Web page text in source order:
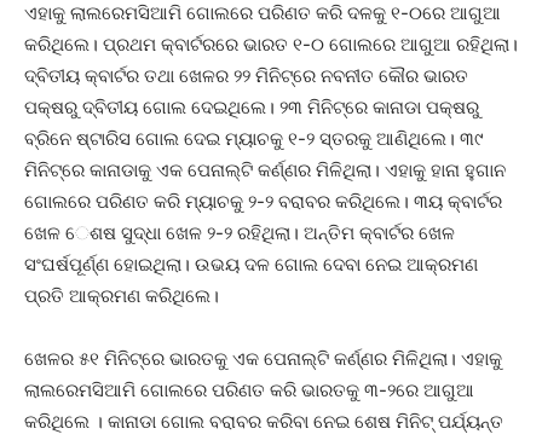
ଏହାକୁ ଲାଲରେମସିଆମି ଗୋଲରେ ପରିଣତ କରି ଦଳକୁ ୧-୦ରେ ଆଗୁଆ
କରିଥିଲେ। ପ୍ରଥମ କ୍ବାର୍ଟରରେ ଭାରତ ୧-୦ ଗୋଲରେ ଆଗୁଆ ରହିଥିଲା।
ଦ୍ବିତୀୟ କ୍ବାର୍ଟର ତଥା ଖେଳର ୨୨ ମିନିଟ୍‌ରେ ନବନୀତ କୌର ଭାରତ
ପକ୍ଷରୁ ଦ୍ବିତୀୟ ଗୋଲ ଦେଇଥିଲେ। ୨୩ ମିନିଟ୍‌ରେ କାନାଡା ପକ୍ଷରୁ
ବ୍ରିନେ ଷ୍ଟାରିସ ଗୋଲ ଦେଇ ମ୍ୟାଚକୁ ୧-୨ ସ୍ତରକୁ ଆଣିଥିଲେ। ୩୯
ମିନିଟ୍‌ରେ କାନାଡାକୁ ଏକ ପେନାଲ୍ଟି କର୍ଣ୍ଣର ମିଳିଥିଲା। ଏହାକୁ ହାନା ହୁଗାନ
ଗୋଲରେ ପରିଣତ କରି ମ୍ୟାଚକୁ ୨-୨ ବରାବର କରିଥିଲେ। ୩ୟ କ୍ବାର୍ଟର
ଖେଳ ​‌େ​‌ଶଷ ସୁଦ୍ଧା ଖେଳ ୨-୨ ରହିଥିଲା। ଅନ୍ତିମ କ୍ବାର୍ଟର ଖେଳ
ସଂଘର୍ଷପୂର୍ଣ୍ଣ ହୋଇଥିଲା। ଉଭୟ ଦଳ ଗୋଲ ଦେବା ନେଇ ଆକ୍ରମଣ
ପ୍ରତି ଆକ୍ରମଣ କରିଥିଲେ।
ଖେଳର ୫୧ ମିନିଟ୍‌ରେ ଭାରତକୁ ଏକ ପେନାଲ୍ଟି କର୍ଣ୍ଣର ମିଳିଥିଲା। ଏହାକୁ
ଲାଲରେମସିଆମି ଗୋଲରେ ପରିଣତ କରି ଭାରତକୁ ୩-୨ରେ ଆଗୁଆ
କରିଥିଲେ । କାନାଡା ଗୋଲ ବରାବର କରିବା ନେଇ ଶେଷ ମିନିଟ୍‌ ପର୍ଯ୍ୟନ୍ତ